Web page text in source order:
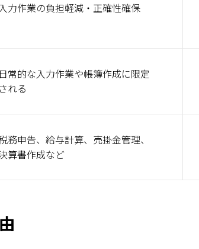
入力作業の負担軽減・正確性確保
日常的な入力作業や帳簿作成に限定
される
務申告、給与計算、売掛金管理、
算書作成など